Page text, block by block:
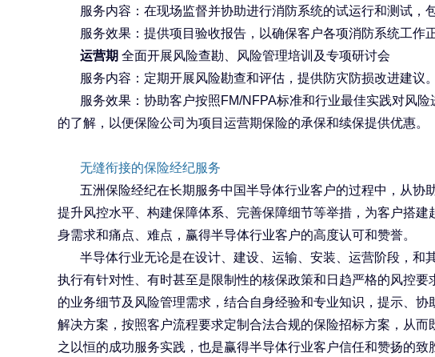
服务内容：在现场监督并协助进行消防系统的试运行和测试，
服务效果：提供项目验收报告，以确保客户各项消防系统工作
运营期 全面开展风险查勘、风险管理培训及专项研讨会
服务内容：定期开展风险勘查和评估，提供防灾防损改进建议
服务效果：协助客户按照FM/NFPA标准和行业最佳实践对风
的了解，以便保险公司为项目运营期保险的承保和续保提供优惠。
无缝衔接的保险经纪服务
五洲保险经纪在长期服务中国半导体行业客户的过程中，从协
提升风控水平、构建保障体系、完善保障细节等举措，为客户搭
身需求和痛点、难点，赢得半导体行业客户的高度认可和赞誉。
半导体行业无论是在设计、建设、运输、安装、运营阶段，和
执行有针对性、有时甚至是限制性的核保政策和日趋严格的风控
的业务细节及风险管理需求，结合自身经验和专业知识，提示、
解决方案，按照客户流程要求定制合法合规的保险招标方案，从
之以恒的成功服务实践，也是赢得半导体行业客户信任和赞扬的致胜